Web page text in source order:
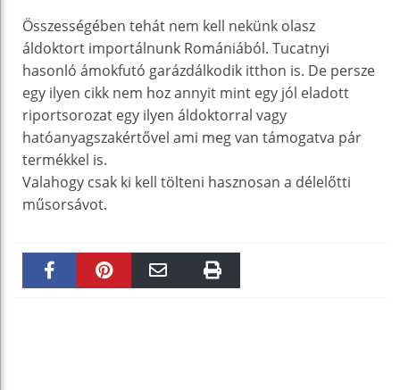
Összességében tehát nem kell nekünk olasz
áldoktort importálnunk Romániából. Tucatnyi
hasonló ámokfutó garázdálkodik itthon is. De persze
egy ilyen cikk nem hoz annyit mint egy jól eladott
riportsorozat egy ilyen áldoktorral vagy
hatóanyagszakértővel ami meg van támogatva pár
termékkel is.
Valahogy csak ki kell tölteni hasznosan a délelőtti
műsorsávot.